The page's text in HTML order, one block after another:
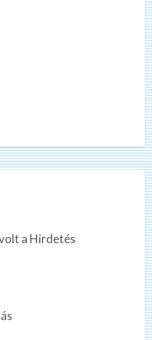
a Hirdetés